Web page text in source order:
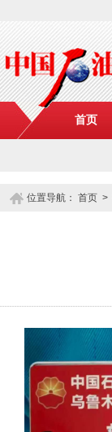
首页
位置导航： 首页 >